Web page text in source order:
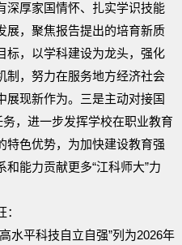
深厚家国情怀、扎实学识技能
展，聚焦报告提出的培育新质
标，以学科建设为龙头，强化
制，努力在服务地方经济社会
展现新作为。三是主动对接国
务，进一步发挥学校在职业教育
特色优势，为加快建设教育强
能力贡献更多“江科师大”力
水平科技自立自强”列为2026年